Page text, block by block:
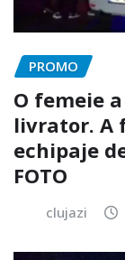
PROMO
O femeie
livrator. A
echipaje
FOTO
clujazi